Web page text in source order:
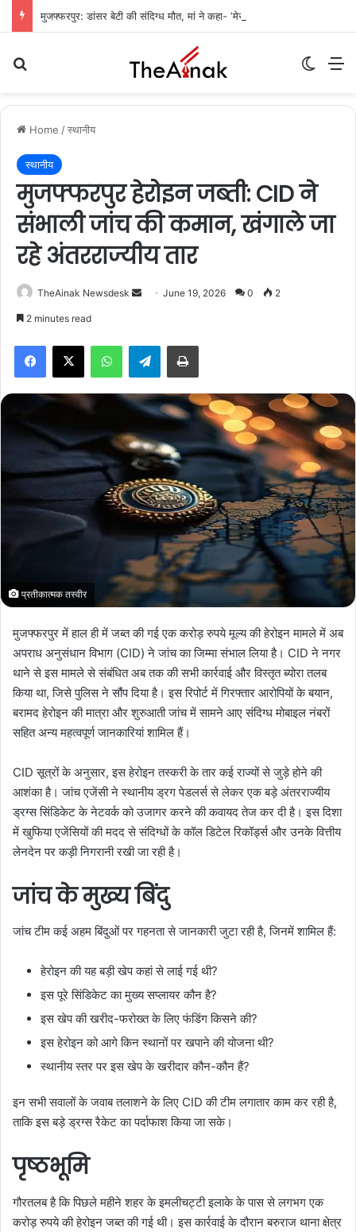
Home /स्थानीय
स्थानीय
मुजफ्फरपुर हेरोइन जब्ती: CID ने
संभाली जांच की कमान, खंगाले जा
रहे अंतरराज्यीय तार
TheAinak Newsdesk
a
e
a
i
l
June 19, 2026 0 2
2 minutes read
Telegram
प्रतीकात्मक तस्वीर
मुजफ्फरपुर में हाल ही में जब्त की गई एक करोड़ रुपये मूल्य की हेरोइन मामले में अब
अपराध अनुसंधान विभाग (CID) ने जांच का जिम्मा संभाल लिया है। CID ने नगर
थाने से इस मामले से संबंधित अब तक की सभी कार्रवाई और विस्तृत ब्योरा तलब
किया था, जिसे पुलिस ने सौंप दिया है। इस रिपोर्ट में गिरफ्तार आरोपियों के बयान,
बरामद हेरोइन की मात्रा और शुरुआती जांच में सामने आए संदिग्ध मोबाइल नंबरों
सहित अन्य महत्वपूर्ण जानकारियां शामिल हैं।
CID सूत्रों के अनुसार, इस हेरोइन तस्करी के तार कई राज्यों से जुड़े होने की
आशंका है। जांच एजेंसी ने स्थानीय ड्रग पेडलर्स से लेकर एक बड़े अंतरराज्यीय
ड्रग्स सिंडिकेट के नेटवर्क को उजागर करने की कवायद तेज कर दी है। इस दिशा
में खुफिया एजेंसियों की मदद से संदिग्धों के कॉल डिटेल रिकॉर्ड्स और उनके वित्तीय
लेनदेन पर कड़ी निगरानी रखी जा रही है।
जांच के मुख्य बिंदु
जांच टीम कई अहम बिंदुओं पर गहनता से जानकारी जुटा रही है, जिनमें शामिल हैं:
हेरोइन की यह बड़ी खेप कहां से लाई गई थी?
इस पूरे सिंडिकेट का मुख्य सप्लायर कौन है?
इस खेप की खरीद-फरोख्त के लिए फंडिंग किसने की?
इस हेरोइन को आगे किन स्थानों पर खपाने की योजना थी?
स्थानीय स्तर पर इस खेप के खरीदार कौन-कौन हैं?
इन सभी सवालों के जवाब तलाशने के लिए CID की टीम लगातार काम कर रही है,
ताकि इस बड़े ड्रग्स रैकेट का पर्दाफाश किया जा सके।
पृष्ठभूमि
गौरतलब है कि पिछले महीने शहर के इमलीचट्टी इलाके के पास से लगभग एक
करोड़ रुपये की हेरोइन जब्त की गई थी। इस कार्रवाई के दौरान बरुराज थाना क्षेत्र